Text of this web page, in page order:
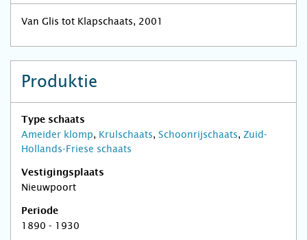
Van Glis tot Klapschaats, 2001
Produktie
Type schaats
Ameider klomp, Krulschaats, Schoonrijschaats, Zuid-
Hollands-Friese schaats
Vestigingsplaats
Nieuwpoort
Periode
1890 - 1930